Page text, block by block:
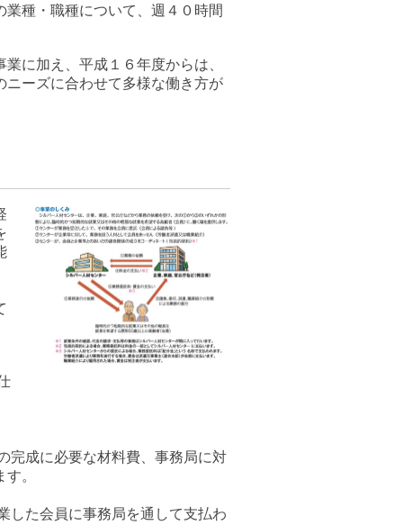
種・職種について、週４０時間
に加え、平成１６年度からは、
ニーズに合わせて多様な働き方が
完成に必要な材料費、事務局に対
。
た会員に事務局を通して支払わ